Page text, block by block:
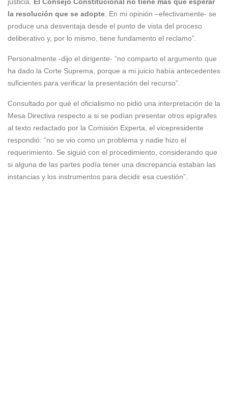
justicia. El Consejo Constitucional no tiene más que esperar
la resolución que se adopte. En mi opinión –efectivamente- se
produce una desventaja desde el punto de vista del proceso
deliberativo y, por lo mismo, tiene fundamento el reclamo”.
Personalmente -dijo el dirigente- “no comparto el argumento que
ha dado la Corte Suprema, porque a mi juicio había antecedentes
suficientes para verificar la presentación del recurso”.
Consultado por qué el oficialismo no pidió una interpretación de la
Mesa Directiva respecto a si se podían presentar otros epígrafes
al texto redactado por la Comisión Experta, el vicepresidente
respondió: “no se vio como un problema y nadie hizo el
requerimiento. Se siguió con el procedimiento, considerando que
si alguna de las partes podía tener una discrepancia estaban las
instancias y los instrumentos para decidir esa cuestión”.